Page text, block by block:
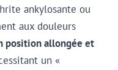
ankylosante ou
aux douleurs
position allongée et
un «